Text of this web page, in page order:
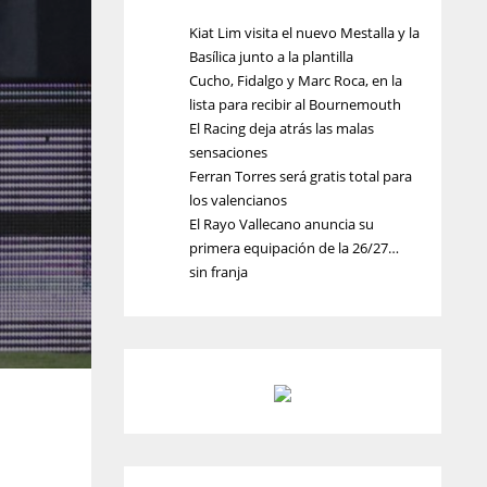
Kiat Lim visita el nuevo Mestalla y la
Basílica junto a la plantilla
Cucho, Fidalgo y Marc Roca, en la
lista para recibir al Bournemouth
El Racing deja atrás las malas
sensaciones
Ferran Torres será gratis total para
los valencianos
El Rayo Vallecano anuncia su
primera equipación de la 26/27…
sin franja